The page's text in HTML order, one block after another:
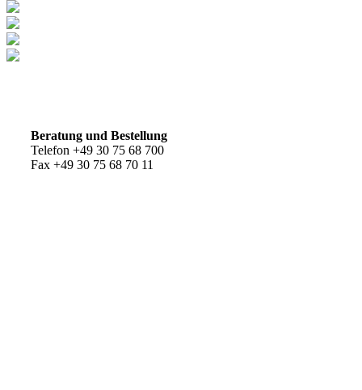
Beratung und Bestellung
Telefon +49 30 75 68 700
Fax +49 30 75 68 70 11